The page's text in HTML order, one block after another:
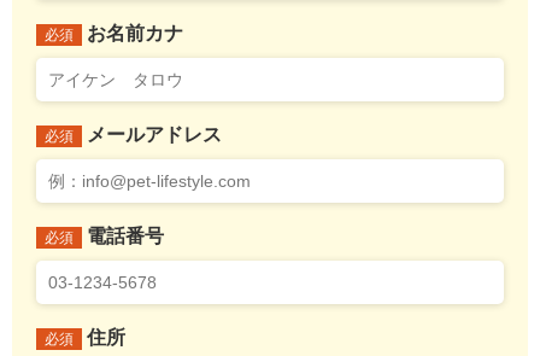
必須 お名前カナ
必須 メールアドレス
必須 電話番号
必須 住所